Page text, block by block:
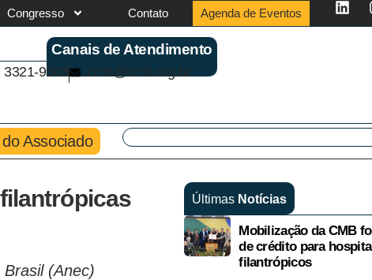
Congresso Contato Agenda de Eventos
Canais de Atendimento
3321-9563 cmb@cmb.org.br
Associado
(Anec)
Últimas Notícias
Mobilização da CMB
de crédito para
filantrópicos